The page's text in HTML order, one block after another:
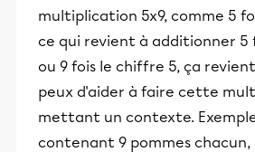
multiplication 5x9, comme 5
ce qui revient à additionner 5
ou 9 fois le chiffre 5, ça
peux d'aider à faire cette
mettant un contexte.
contenant 9 pommes chacun,